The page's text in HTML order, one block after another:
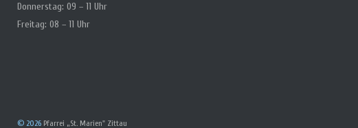
Donnerstag: 09 – 11 Uhr
Freitag: 08 – 11 Uhr
© 2026 Pfarrei „St. Marien" Zittau